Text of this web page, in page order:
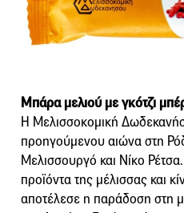
Μπάρα μελιού με γκότζι
Η Μελισσοκομική
προηγούμενου αιώνα στη
Μελισσουργό και Νίκο
προϊόντα της μέλισσας και
αποτέλεσε η παράδοση στη